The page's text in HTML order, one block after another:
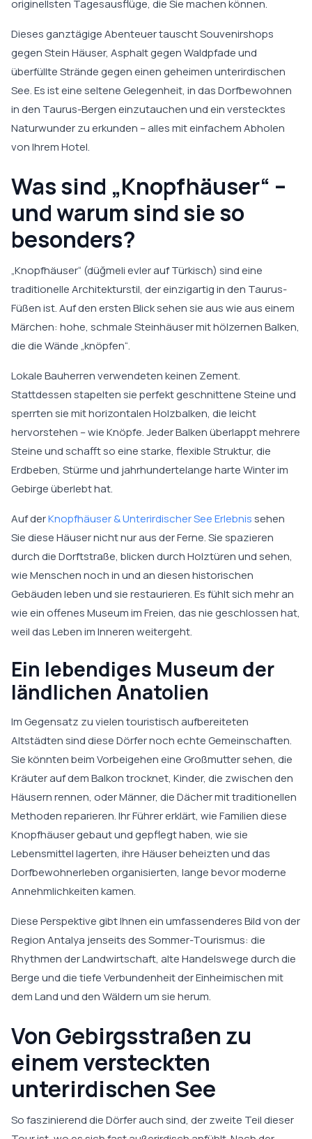
originellsten Tagesausflüge, die Sie machen können.
Dieses ganztägige Abenteuer tauscht Souvenirshops
gegen Stein Häuser, Asphalt gegen Waldpfade und
überfüllte Strände gegen einen geheimen unterirdischen
See. Es ist eine seltene Gelegenheit, in das Dorfbewohnen
in den Taurus-Bergen einzutauchen und ein verstecktes
Naturwunder zu erkunden – alles mit einfachem Abholen
von Ihrem Hotel.
Was sind „Knopfhäuser“ –
und warum sind sie so
besonders?
„Knopfhäuser“ (düğmeli evler auf Türkisch) sind eine
traditionelle Architekturstil, der einzigartig in den Taurus-
Füßen ist. Auf den ersten Blick sehen sie aus wie aus einem
Märchen: hohe, schmale Steinhäuser mit hölzernen Balken,
die die Wände „knöpfen“.
Lokale Bauherren verwendeten keinen Zement.
Stattdessen stapelten sie perfekt geschnittene Steine und
sperrten sie mit horizontalen Holzbalken, die leicht
hervorstehen – wie Knöpfe. Jeder Balken überlappt mehrere
Steine und schafft so eine starke, flexible Struktur, die
Erdbeben, Stürme und jahrhundertelange harte Winter im
Gebirge überlebt hat.
Auf derKnopfhäuser & Unterirdischer See Erlebnissehen
Sie diese Häuser nicht nur aus der Ferne. Sie spazieren
durch die Dorftstraße, blicken durch Holztüren und sehen,
wie Menschen noch in und an diesen historischen
Gebäuden leben und sie restaurieren. Es fühlt sich mehr an
wie ein offenes Museum im Freien, das nie geschlossen hat,
weil das Leben im Inneren weitergeht.
Ein lebendiges Museum der
ländlichen Anatolien
Im Gegensatz zu vielen touristisch aufbereiteten
Altstädten sind diese Dörfer noch echte Gemeinschaften.
Sie könnten beim Vorbeigehen eine Großmutter sehen, die
Kräuter auf dem Balkon trocknet, Kinder, die zwischen den
Häusern rennen, oder Männer, die Dächer mit traditionellen
Methoden reparieren. Ihr Führer erklärt, wie Familien diese
Knopfhäuser gebaut und gepflegt haben, wie sie
Lebensmittel lagerten, ihre Häuser beheizten und das
Dorfbewohnerleben organisierten, lange bevor moderne
Annehmlichkeiten kamen.
Diese Perspektive gibt Ihnen ein umfassenderes Bild von der
Region Antalya jenseits des Sommer-Tourismus: die
Rhythmen der Landwirtschaft, alte Handelswege durch die
Berge und die tiefe Verbundenheit der Einheimischen mit
dem Land und den Wäldern um sie herum.
Von Gebirgsstraßen zu
einem versteckten
unterirdischen See
So faszinierend die Dörfer auch sind, der zweite Teil dieser